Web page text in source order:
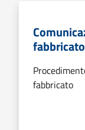
fabbricato
fabbricato